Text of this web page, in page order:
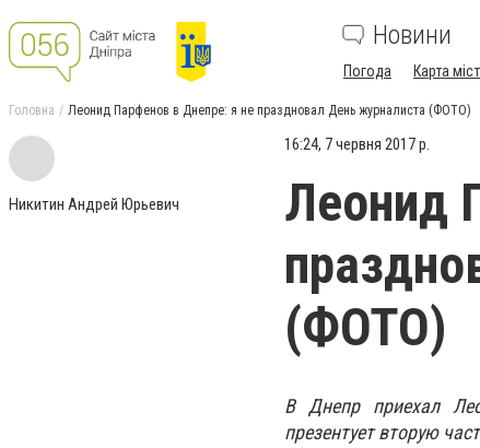
Новини
Погода Карта
Головна Леонид Парфенов в Днепре: я не праздновал День журналиста (ФОТО)
Никитин Андрей Юрьевич
16:24, 7 червня 2017 р.
Леонид
(ФОТО)
В Днепр приехал
презентует вторую